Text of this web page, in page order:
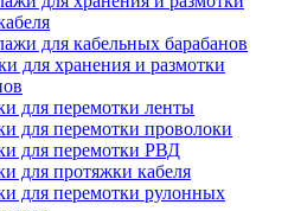
для кабельных барабанов
для хранения и размотки
для перемотки ленты
для перемотки проволоки
для перемотки РВД
для протяжки кабеля
для перемотки рулонных